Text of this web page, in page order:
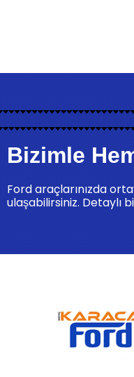
Bizimle
Ford araçlarınızda
ulaşabilirsiniz. Detaylı